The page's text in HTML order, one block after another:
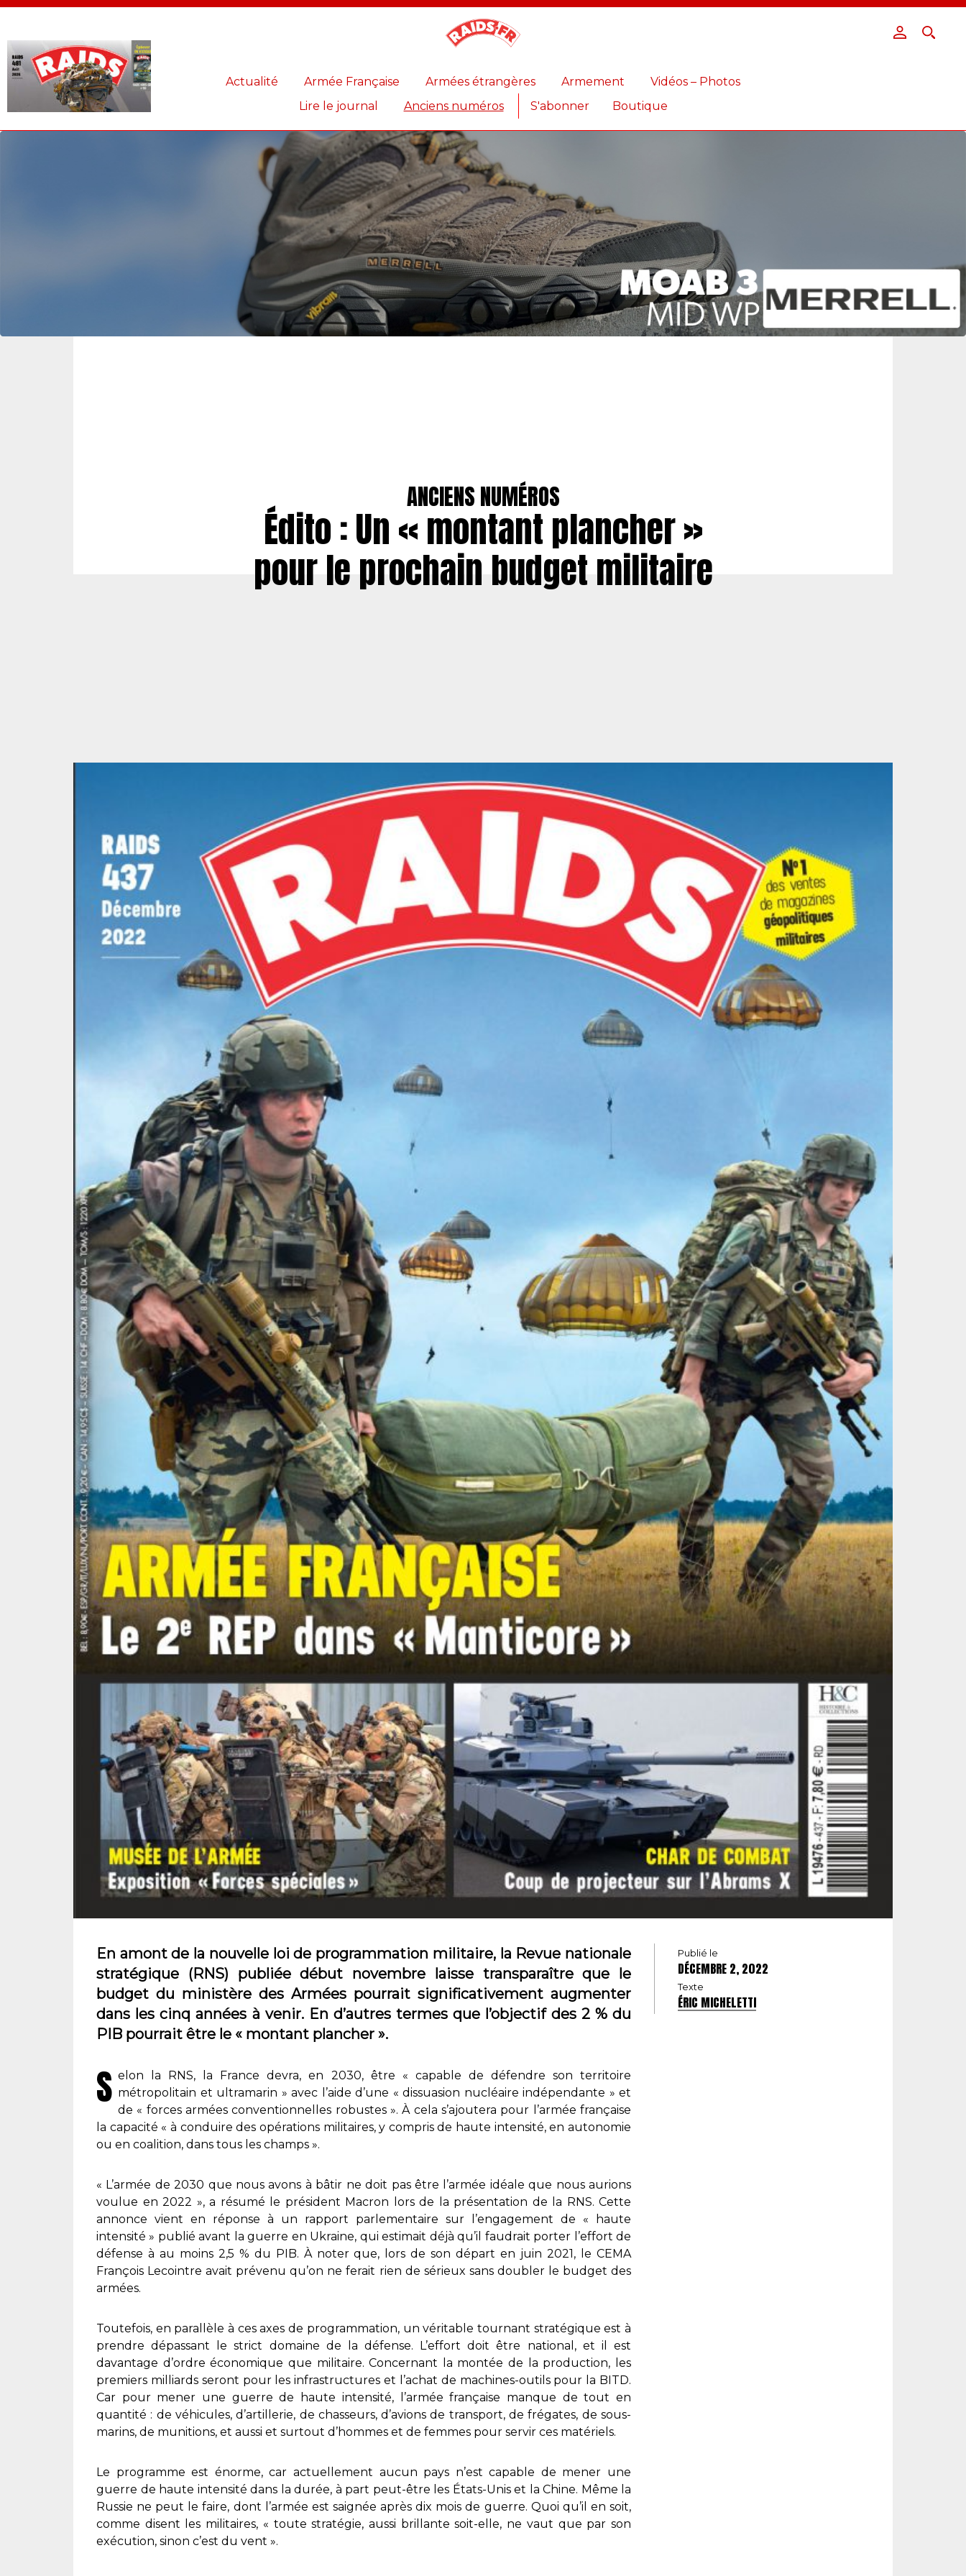
Actualité Armée Française Armées étrangères Armement
Vidéos – Photos
Lire le journal
Anciens numéros S'abonner Boutique
ANCIENS NUMÉROS
Édito : Un « montant plancher »
pour le prochain budget militaire
En amont de la nouvelle loi de programmation militaire, la Revue nationale
stratégique (RNS) publiée début novembre laisse transparaître que le
budget du ministère des Armées pourrait significativement augmenter
dans les cinq années à venir. En d’autres termes que l’objectif des 2 % du
PIB pourrait être le « montant plancher ».
S elon la RNS, la France devra, en 2030, être « capable de défendre son territoire
métropolitain et ultramarin » avec l’aide d’une « dissuasion nucléaire indépendante » et
de « forces armées conventionnelles robustes ». À cela s’ajoutera pour l’armée française
la capacité « à conduire des opérations militaires, y compris de haute intensité, en autonomie
ou en coalition, dans tous les champs ».
« L’armée de 2030 que nous avons à bâtir ne doit pas être l’armée idéale que nous aurions
voulue en 2022 », a résumé le président Macron lors de la présentation de la RNS. Cette
annonce vient en réponse à un rapport parlementaire sur l’engagement de « haute
intensité » publié avant la guerre en Ukraine, qui estimait déjà qu’il faudrait porter l’effort de
défense à au moins 2,5 % du PIB. À noter que, lors de son départ en juin 2021, le CEMA
François Lecointre avait prévenu qu’on ne ferait rien de sérieux sans doubler le budget des
armées.
Toutefois, en parallèle à ces axes de programmation, un véritable tournant stratégique est à
prendre dépassant le strict domaine de la défense. L’effort doit être national, et il est
davantage d’ordre économique que militaire. Concernant la montée de la production, les
premiers milliards seront pour les infrastructures et l’achat de machines-outils pour la BITD.
Car pour mener une guerre de haute intensité, l’armée française manque de tout en
quantité : de véhicules, d’artillerie, de chasseurs, d’avions de transport, de frégates, de sous-
marins, de munitions, et aussi et surtout d’hommes et de femmes pour servir ces matériels.
Le programme est énorme, car actuellement aucun pays n’est capable de mener une
guerre de haute intensité dans la durée, à part peut-être les États-Unis et la Chine. Même la
Russie ne peut le faire, dont l’armée est saignée après dix mois de guerre. Quoi qu’il en soit,
comme disent les militaires, « toute stratégie, aussi brillante soit-elle, ne vaut que par son
exécution, sinon c’est du vent ».
Publié le
DÉCEMBRE 2, 2022
Texte
ÉRIC MICHELETTI
Panneau de gestion des cookies